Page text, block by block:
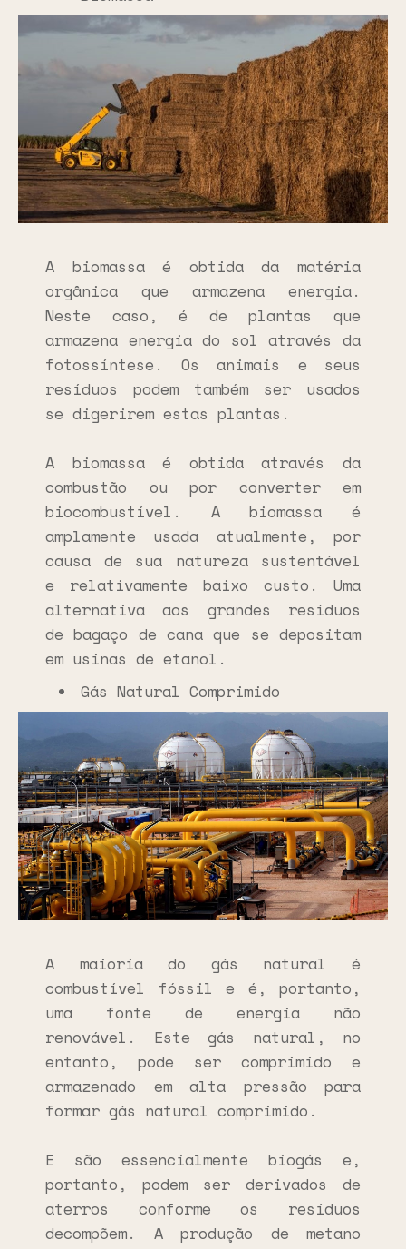
A biomassa é obtida da matéria
orgânica que armazena energia.
Neste caso, é de plantas que
armazena energia do sol através da
fotossíntese. Os animais e seus
resíduos podem também ser usados
se digerirem estas plantas.
A biomassa é obtida através da
combustão ou por converter em
biocombustível. A biomassa é
amplamente usada atualmente, por
causa de sua natureza sustentável
e relativamente baixo custo. Uma
alternativa aos grandes resíduos
de bagaço de cana que se depositam
em usinas de etanol.
Gás Natural Comprimido
A maioria do gás natural é
combustível fóssil e é, portanto,
uma fonte de energia não
renovável. Este gás natural, no
entanto, pode ser comprimido e
armazenado em alta pressão para
formar gás natural comprimido.
E são essencialmente biogás e,
portanto, podem ser derivados de
aterros conforme os resíduos
decompõem. A produção de metano